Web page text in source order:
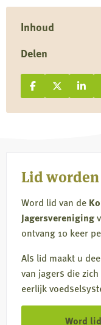
Inhoud
Delen
Deel op
Deel
op
Deel op X
Deel
op
Deel
Deel
op
Lid worden
Word lid van de
Jagersvereniging
ontvang 10 keer
Als lid maakt u
van jagers die
eerlijk
Word